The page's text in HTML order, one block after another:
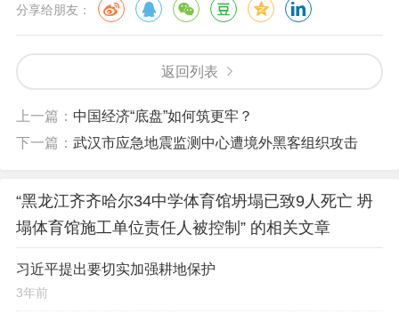
分享给朋友：
返回列表
上一篇： 中国经济“底盘”如何筑更牢？
下一篇： 武汉市应急地震监测中心遭境外黑客组织攻击
“黑龙江齐齐哈尔34中学体育馆坍塌已致9人死亡 坍
塌体育馆施工单位责任人被控制” 的相关文章
习近平提出要切实加强耕地保护
3年前